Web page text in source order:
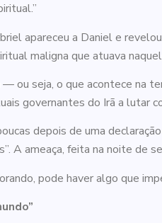
apareceu a Daniel e
maligna que atuava
ou seja, o que acontece na
governantes do Irã a lutar
depois de uma
A ameaça, feita na noite de
pode haver algo que